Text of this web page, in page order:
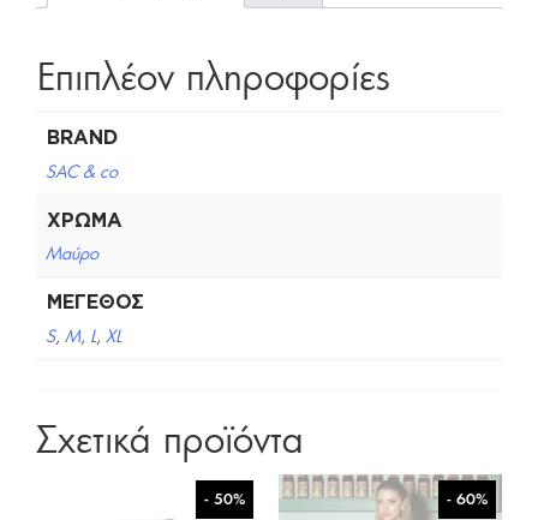
Επιπλέον πληροφορίες
BRAND
SAC & co
ΧΡΏΜΑ
Μαύρο
ΜΈΓΕΘΟΣ
S, M, L, XL
Σχετικά προϊόντα
- 50% - 60%